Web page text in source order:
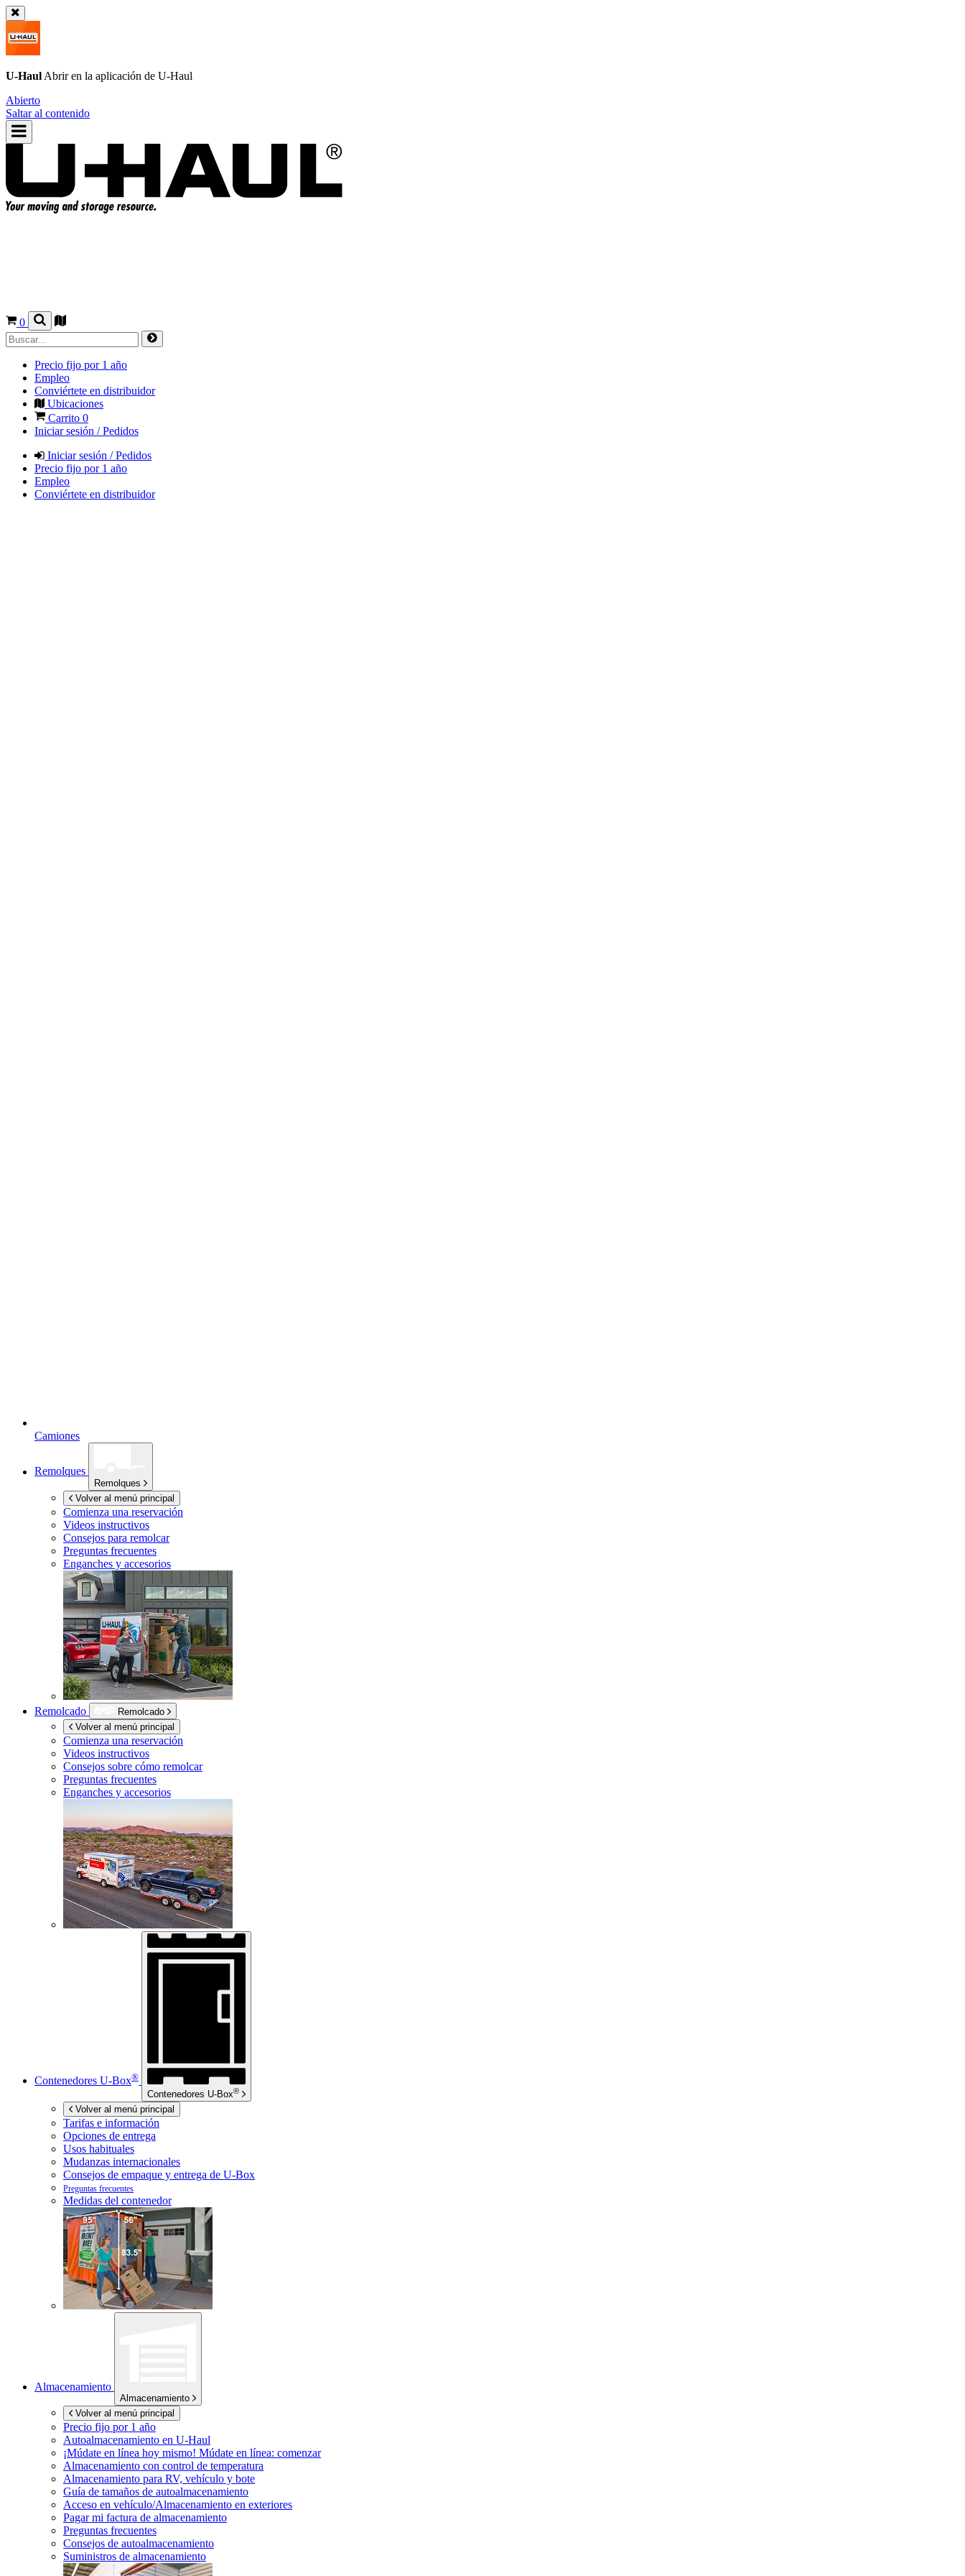
U-Haul Abrir en la aplicación de U-Haul
Abierto
Saltar al contenido
0
Precio fijo por 1 año
Empleo
Conviértete en distribuidor
Ubicaciones
Carrito 0
Iniciar sesión / Pedidos
Iniciar sesión / Pedidos
Precio fijo por 1 año
Empleo
Conviértete en distribuidor
Camiones
Remolques
Remolques
Volver al menú principal
Comienza una reservación
Videos instructivos
Consejos para remolcar
Preguntas frecuentes
Enganches y accesorios
Remolcado
Remolcado
Volver al menú principal
Comienza una reservación
Videos instructivos
Consejos sobre cómo remolcar
Preguntas frecuentes
Enganches y accesorios
Contenedores U-Box®
Contenedores U-Box®
Volver al menú principal
Tarifas e información
Opciones de entrega
Usos habituales
Mudanzas internacionales
Consejos de empaque y entrega de U-Box
Preguntas frecuentes
Medidas del contenedor
Almacenamiento
Almacenamiento
Volver al menú principal
Precio fijo por 1 año
Autoalmacenamiento en U-Haul
¡Múdate en línea hoy mismo! Múdate en línea: comenzar
Almacenamiento con control de temperatura
Almacenamiento para RV, vehículo y bote
Guía de tamaños de autoalmacenamiento
Acceso en vehículo/Almacenamiento en exteriores
Pagar mi factura de almacenamiento
Preguntas frecuentes
Consejos de autoalmacenamiento
Suministros de almacenamiento